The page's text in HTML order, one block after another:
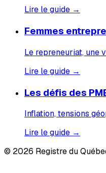
Lire le guide →
Femmes
Le repreneuriat, une
Lire le guide →
Les défis des
Inflation, tensions
Lire le guide →
© 2026 Registre du